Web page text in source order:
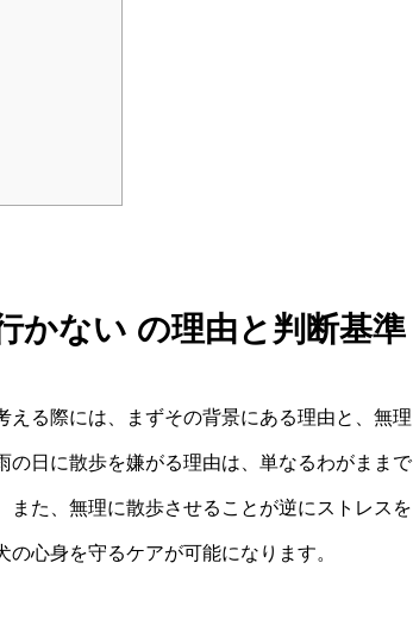
かない の理由と判断基準
る際には、まずその背景にある理由と、無理
日に散歩を嫌がる理由は、単なるわがままで
た、無理に散歩させることが逆にストレスを
心身を守るケアが可能になります。